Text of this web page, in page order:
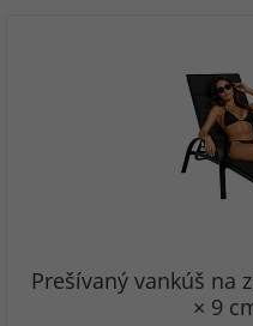
Prešívaný vankúš na
× 9